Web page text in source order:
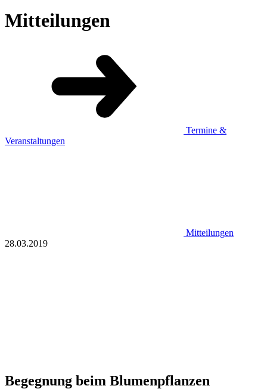
Mitteilungen
Termine &
Veranstaltungen
Mitteilungen
28.03.2019
Begegnung beim Blumenpflanzen